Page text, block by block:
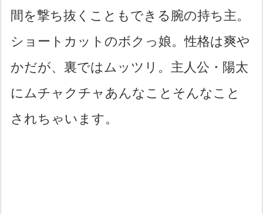
間を撃ち抜くこともできる腕の持ち主。
ショートカットのボクっ娘。性格は爽や
かだが、裏ではムッツリ。主人公・陽太
にムチャクチャあんなことそんなこと
されちゃいます。